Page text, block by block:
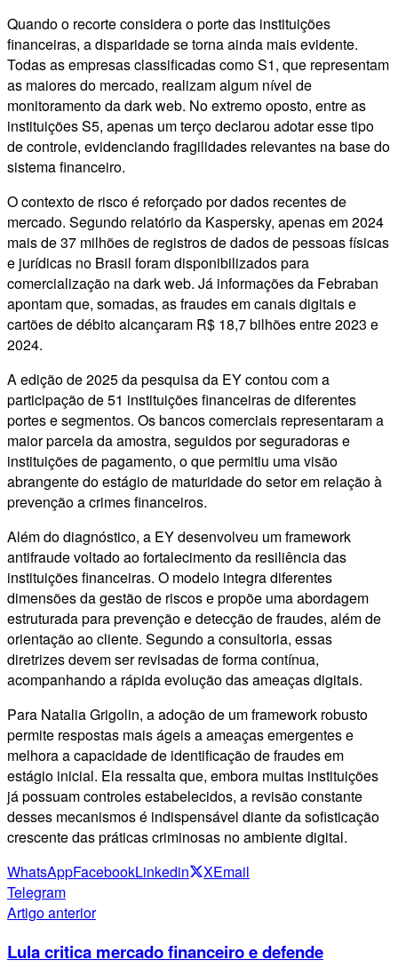
Quando o recorte considera o porte das instituições
financeiras, a disparidade se torna ainda mais evidente.
Todas as empresas classificadas como S1, que representam
as maiores do mercado, realizam algum nível de
monitoramento da dark web. No extremo oposto, entre as
instituições S5, apenas um terço declarou adotar esse tipo
de controle, evidenciando fragilidades relevantes na base do
sistema financeiro.
O contexto de risco é reforçado por dados recentes de
mercado. Segundo relatório da Kaspersky, apenas em 2024
mais de 37 milhões de registros de dados de pessoas físicas
e jurídicas no Brasil foram disponibilizados para
comercialização na dark web. Já informações da Febraban
apontam que, somadas, as fraudes em canais digitais e
cartões de débito alcançaram R$ 18,7 bilhões entre 2023 e
2024.
A edição de 2025 da pesquisa da EY contou com a
participação de 51 instituições financeiras de diferentes
portes e segmentos. Os bancos comerciais representaram a
maior parcela da amostra, seguidos por seguradoras e
instituições de pagamento, o que permitiu uma visão
abrangente do estágio de maturidade do setor em relação à
prevenção a crimes financeiros.
Além do diagnóstico, a EY desenvolveu um framework
antifraude voltado ao fortalecimento da resiliência das
instituições financeiras. O modelo integra diferentes
dimensões da gestão de riscos e propõe uma abordagem
estruturada para prevenção e detecção de fraudes, além de
orientação ao cliente. Segundo a consultoria, essas
diretrizes devem ser revisadas de forma contínua,
acompanhando a rápida evolução das ameaças digitais.
Para Natalia Grigolin, a adoção de um framework robusto
permite respostas mais ágeis a ameaças emergentes e
melhora a capacidade de identificação de fraudes em
estágio inicial. Ela ressalta que, embora muitas instituições
já possuam controles estabelecidos, a revisão constante
desses mecanismos é indispensável diante da sofisticação
crescente das práticas criminosas no ambiente digital.
WhatsAppFacebookLinkedin XEmail
Telegram
Artigo anterior
Lula critica mercado financeiro e defende